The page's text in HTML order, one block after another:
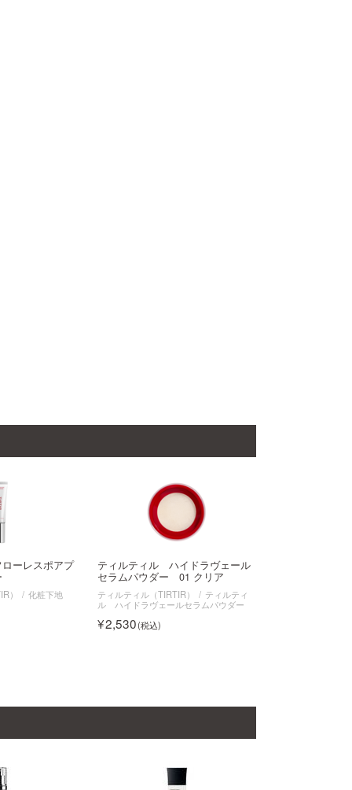
ーレスポアプ
） 化粧下地
ティルティル ハイドラヴェール
セラムパウダー 01 クリア
ティルティル（TIRTIR）
ティルティ
ル ハイドラヴェールセラムパウダー
2,530